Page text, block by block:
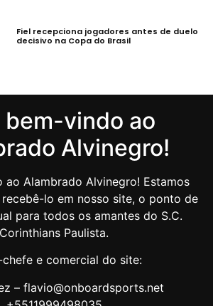
Fiel recepciona jogadores antes de duelo
decisivo na Copa do Brasil
bem-vindo ao
Alvinegro!
ao Alambrado Alvinegro! Estamos
lo em nosso site, o ponto de
para todos os amantes do S.C.
Corinthians Paulista.
e comercial do site:
– flavio@onboardsports.net